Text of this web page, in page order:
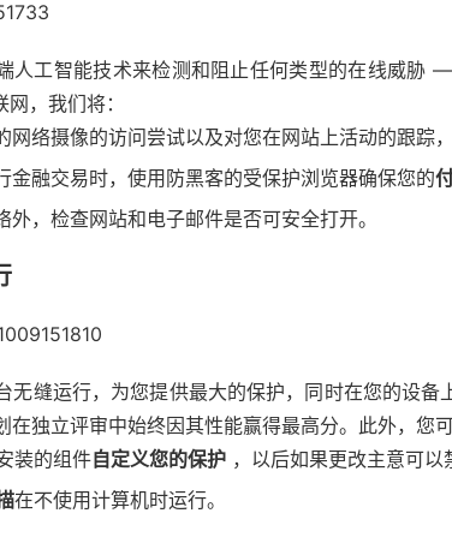
人工智能技术来检测和阻止任何类型的在线威胁
，我们将：
网络摄像的访问尝试以及对您在网站上活动的跟踪
金融交易时，使用防黑客的受保护浏览器确保您的
外，检查网站和电子邮件是否可安全打开。
无缝运行，为您提供最大的保护，同时在您的设备
在独立评审中始终因其性能赢得最高分。此外，您
装的组件自定义您的保护 ，以后如果更改主意可以
在不使用计算机时运行。